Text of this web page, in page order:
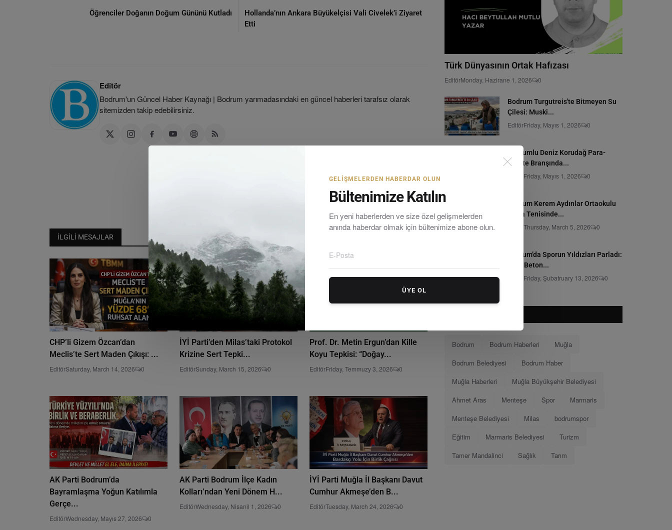
Öğrenciler Doğanın Doğum Gününü Kutladı
Hollanda’nın Ankara Büyükelçisi Vali Civelek’i Ziyaret
Etti
Editör
Bodrum'un Güncel Haber Kaynağı | Bodrum yarımadasındaki en güncel haberleri tarafsız olarak
sitemizden takip edebilirsiniz.
İLGILI MESAJLAR
CHP’li Gizem Özcan’dan
Meclis’te Sert Maden Çıkışı: ...
EditörSaturday, March 14, 2026 0
İYİ Parti’den Milas’taki Protokol
Krizine Sert Tepki...
EditörSunday, March 15, 2026 0
Prof. Dr. Metin Ergun’dan Kille
Koyu Tepkisi: “Doğay...
EditörFriday, Temmuzy 3, 2026 0
AK Parti Bodrum’da
Bayramlaşma Yoğun Katılımla
Gerçe...
EditörWednesday, Mayıs 27, 2026 0
AK Parti Bodrum İlçe Kadın
Kolları’ndan Yeni Dönem H...
EditörWednesday, Nisanil 1, 2026 0
İYİ Parti Muğla İl Başkanı Davut
Cumhur Akmeşe’den B...
EditörTuesday, March 24, 2026 0
Türk Dünyasının Ortak Hafızası
EditörMonday, Hazirane 1, 2026 0
Bodrum Turgutreis'te Bitmeyen Su
Çilesi: Muski...
EditörFriday, Mayıs 1, 2026 0
Bodrumlu Deniz Korudağ Para-
Karate Branşında...
Friday, Mayıs 1, 2026 0
Bodrum Kerem Aydınlar Ortaokulu
Masa Tenisinde...
Thursday, March 5, 2026 0
Bodrum’da Sporun Yıldızları Parladı:
Grey Beton...
Friday, Şubatruary 13, 2026 0
Bodrum Bodrum Haberleri
Muğla
Bodrum Belediyesi
Bodrum Haber
Muğla Haberleri
Muğla Büyükşehir Belediyesi
Ahmet Aras
Menteşe Spor
Marmaris
Menteşe Belediyesi
Milas
bodrumspor
Eğitim
Marmaris Belediyesi
Turizm
Tamer Mandalinci
Sağlık Tarım
GELIŞMELERDEN HABERDAR OLUN
Bültenimize Katılın
En yeni haberlerden ve size özel gelişmelerden
anında haberdar olmak için bültenimize abone olun.
ÜYE OL